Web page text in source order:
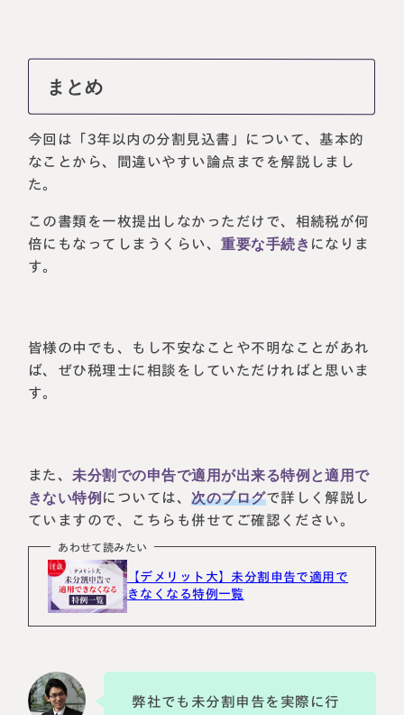
まとめ
今回は「3年以内の分割見込書」について、基本的
なことから、間違いやすい論点までを解説しまし
た。
この書類を一枚提出しなかっただけで、相続税が何
倍にもなってしまうくらい、重要な手続き になりま
す。
皆様の中でも、もし不安なことや不明なことがあれ
ば、ぜひ税理士に相談をしていただければと思いま
す。
また、未分割での申告で適用が出来る特例と適用で
きない特例 については、次のブログで詳しく解説し
ていますので、こちらも併せてご確認ください。
あわせて読みたい
【デメリット大】未分割申告で適用で
きなくなる特例一覧
弊社でも未分割申告を実際に行